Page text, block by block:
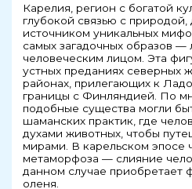
Карелия, регион с богатой
глубокой связью с
источником уникальных
самых загадочных образов
человеческим лицом. Эта
устных преданиях северных
районах, прилегающих к
границы с Финляндией. По
подобные существа могли
шаманских практик, где
духами животных, чтобы
мирами. В карельском эпосе
метаморфоза — слияние
данном случае приобретает
оленя.